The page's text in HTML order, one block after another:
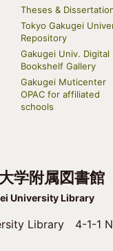
Theses &
Tokyo Gakugei
Repository
Gakugei Univ. Digital
Bookshelf Gallery
Gakugei Muticenter
OPAC for affiliated
schools
学附属図書館
University Library
Library 4-1-1